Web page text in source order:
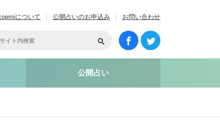
について 公開占いのお申込み お問い合わせ
公開占い